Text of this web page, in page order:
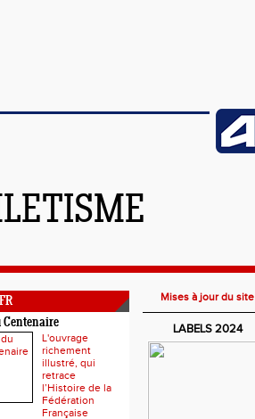
Centenaire
L'ouvrage
richement
illustré, qui
retrace
l’Histoire de la
Fédération
Française
Mises à jour du site
LABELS 2024